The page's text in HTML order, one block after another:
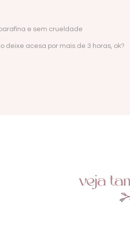
e sem crueldade
deixe acesa por mais de 3 horas, ok?